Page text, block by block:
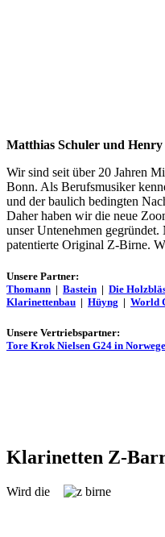
Matthias Schuler und Henry
Wir sind seit über 20 Jahren
Bonn. Als Berufsmusiker
und der baulich bedingten
Daher haben wir die neue
unser Untenehmen
patentierte Original Z-Birne.
Unsere Partner:
Thomann | Bastein | Die
Klarinettenbau | Hüyng | World
Unsere Vertriebspartner:
Tore Krok Nielsen G24 in
Klarinetten Z-
Wird die